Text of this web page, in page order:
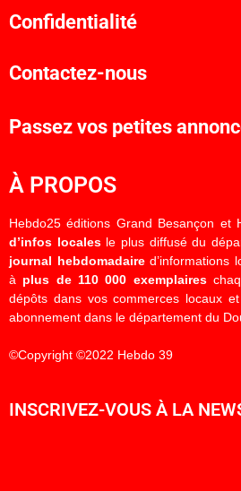
Confidentialité
Contactez-nous
Passez vos petites
À PROPOS
Hebdo25 éditions Grand Besançon et
d’infos localesle plus diffusé du
journal hebdomadaired’informations
à plus de 110 000 exemplaires
dépôts dans vos commerces locaux
abonnement dans le département du
©Copyright ©2022 Hebdo 39
INSCRIVEZ-VOUS À LA